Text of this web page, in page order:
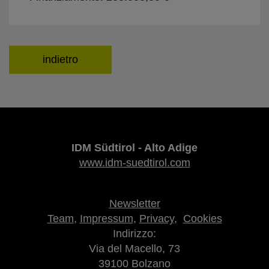
indietro
IDM Südtirol - Alto Adige
www.idm-suedtirol.com
Newsletter
Team, Impressum, Privacy, Cookies
Indirizzo:
Via del Macello, 73
39100 Bolzano